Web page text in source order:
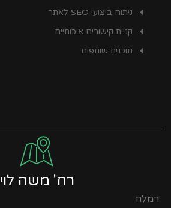
ניתוח ביצועי SEO לאתר
קניית קישורים איכותיים
תוכנית שותפים
רח' משה לוי
רמלה